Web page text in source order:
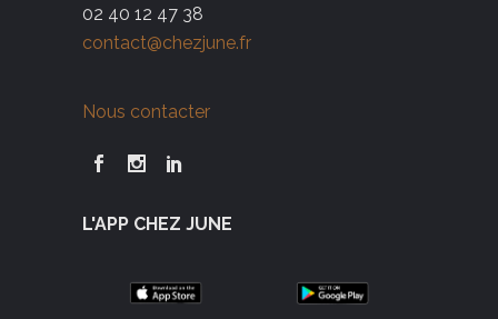
02 40 12 47 38
contact@chezjune.fr
Nous contacter
L'APP CHEZ JUNE